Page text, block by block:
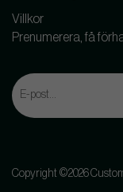
Villkor
Prenumerera, få
Copyright ©2026